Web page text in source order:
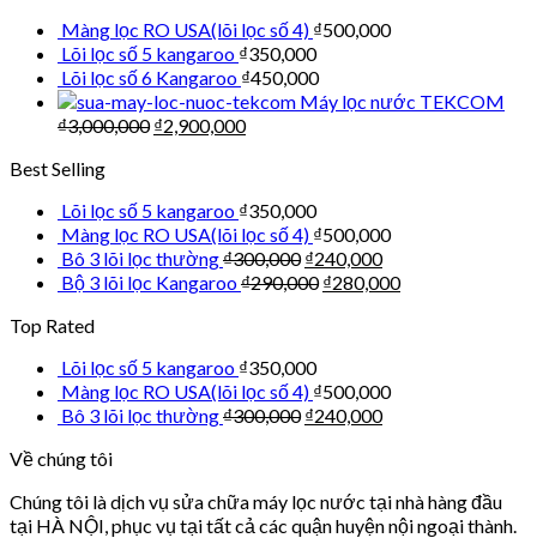
Màng lọc RO USA(lõi lọc số 4) ₫500,000
Lõi lọc số 5 kangaroo ₫350,000
Lõi lọc số 6 Kangaroo ₫450,000
Máy lọc nước TEKCOM
₫3,000,000 ₫2,900,000
Best Selling
Lõi lọc số 5 kangaroo ₫350,000
Màng lọc RO USA(lõi lọc số 4) ₫500,000
Bô 3 lõi lọc thường₫300,000 ₫240,000
Bộ 3 lõi lọc Kangaroo₫290,000 ₫280,000
Top Rated
Lõi lọc số 5 kangaroo ₫350,000
Màng lọc RO USA(lõi lọc số 4) ₫500,000
Bô 3 lõi lọc thường₫300,000 ₫240,000
Về chúng tôi
Chúng tôi là dịch vụ sửa chữa máy lọc nước tại nhà hàng đầu
tại HÀ NỘI, phục vụ tại tất cả các quận huyện nội ngoại thành.